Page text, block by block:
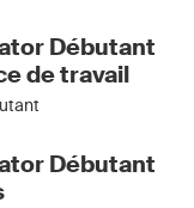
Débutant
de travail
Débutant